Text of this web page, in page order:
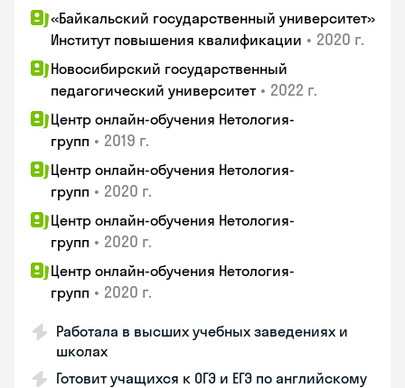
«Байкальский государственный университет»
Институт повышения квалификации • 2020 г.
Новосибирский государственный
педагогический университет • 2022 г.
Центр онлайн-обучения Нетология-
групп • 2019 г.
Центр онлайн-обучения Нетология-
групп • 2020 г.
Центр онлайн-обучения Нетология-
групп • 2020 г.
Центр онлайн-обучения Нетология-
групп • 2020 г.
Работала в высших учебных заведениях и
школах
Готовит учащихся к ОГЭ и ЕГЭ по английскому